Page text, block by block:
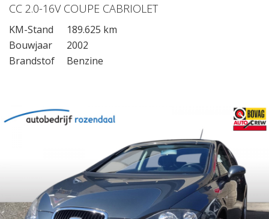
CC 2.0-16V COUPE CABRIOLET
KM-Stand
189.625 km
Bouwjaar
2002
Brandstof
Benzine